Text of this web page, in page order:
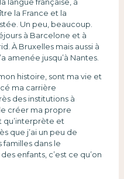
la France et la
Un peu, beaucoup.
à Barcelone et à
À Bruxelles mais aussi à
amenée jusqu’à Nantes.
histoire, sont ma vie et
ma carrière
des institutions à
créer ma propre
qu’interprète et
que j’ai un peu de
familles dans le
enfants, c’est ce qu’on